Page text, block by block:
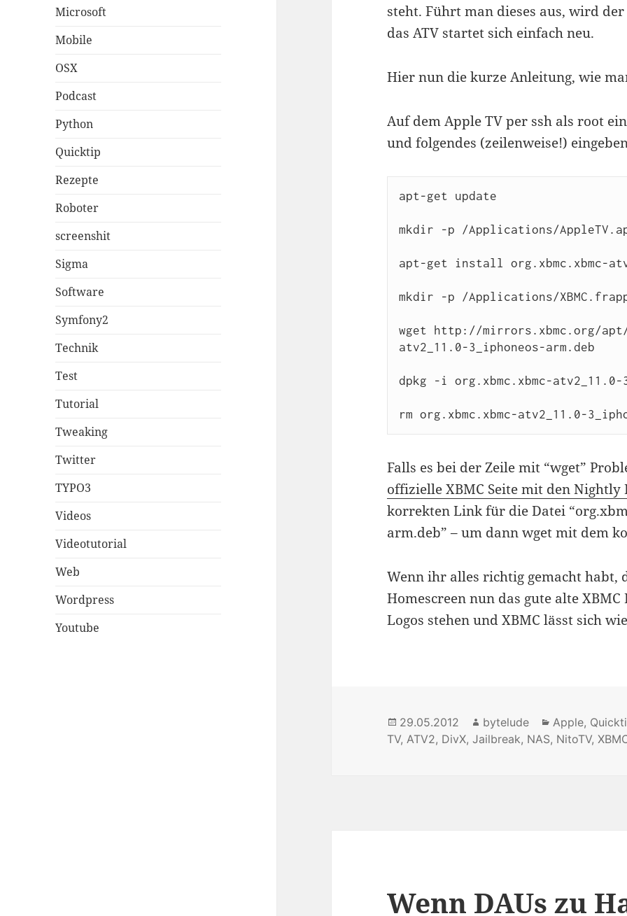
Microsoft
Mobile
OSX
Podcast
Python
Quicktip
Rezepte
Roboter
screenshit
Sigma
Software
Symfony2
Technik
Test
Tutorial
Tweaking
Twitter
TYPO3
Videos
Videotutorial
Web
Wordpress
Youtube
steht. Führt man dieses aus, wird
das ATV startet sich einfach neu.
Hier nun die kurze Anleitung, wie
Auf dem Apple TV per ssh als root
und folgendes (zeilenweise!)
apt-get update
mkdir -p /Applications/
apt-get install org.xbmc.xbmc-
mkdir -p /Applications/
wget http://mirrors.xbmc.org/apt/
atv2_11.0-3_iphoneos-arm.deb
dpkg -i org.xbmc.xbmc-atv2_11.0-
rm org.xbmc.xbmc-atv2_11.0-
Falls es bei der Zeile mit “wget”
offizielle XBMC Seite mit den Nightly
korrekten Link für die Datei
arm.deb” – um dann wget mit dem
Wenn ihr alles richtig gemacht habt,
Homescreen nun das gute alte
Logos stehen und XBMC lässt sich
Posted
on
29.05.2012 Author
bytelude Categories
Apple,
TV,ATV2, DivX,Jailbreak, NAS, NitoTV,
Wenn DAUs zu